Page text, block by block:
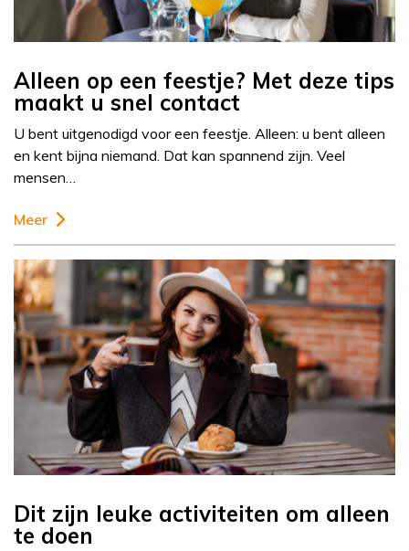
Alleen op een feestje? Met deze tips
maakt u snel contact
U bent uitgenodigd voor een feestje. Alleen: u bent alleen
en kent bijna niemand. Dat kan spannend zijn. Veel
mensen…
Meer
Dit zijn leuke activiteiten om alleen
te doen